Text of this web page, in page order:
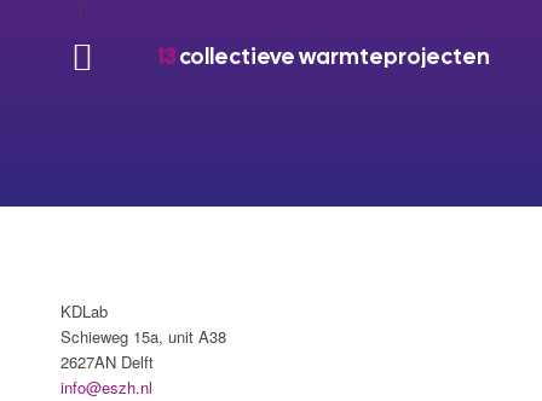
13collectieve warmteprojecten
KDLab
Schieweg 15a, unit A38
2627AN Delft
info@eszh.nl